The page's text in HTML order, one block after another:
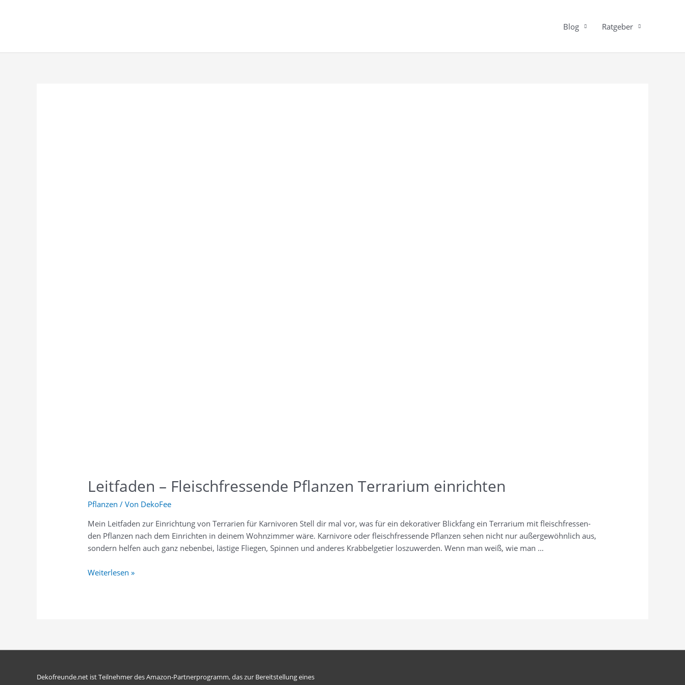
Blog Ratgeber
Leitfaden – Fleischfressende Pflanzen Terrarium einrichten
Pflanzen / Von DekoFee
Mein Leit­fa­den zur Ein­rich­tung von Ter­ra­ri­en für Kar­ni­vo­ren Stell dir mal vor, was für ein deko­ra­ti­ver Blick­fang ein Ter­ra­ri­um mit fleisch­fres­sen­
den Pflan­zen nach dem Ein­rich­ten in dei­nem Wohn­zim­mer wäre. Kar­ni­vo­re oder fleisch­fres­sen­de Pflan­zen sehen nicht nur außer­ge­wöhn­lich aus,
son­dern hel­fen auch ganz neben­bei, läs­ti­ge Flie­gen, Spin­nen und ande­res Krab­belge­tier los­zu­wer­den. Wenn man weiß, wie man …
Weiterlesen »
Dekofreunde.net ist Teilnehmer des Amazon-Partnerprogramm, das zur Bereitstellung eines